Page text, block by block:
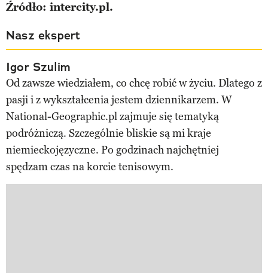
Źródło: intercity.pl.
Nasz ekspert
Igor Szulim
Od zawsze wiedziałem, co chcę robić w życiu. Dlatego z
pasji i z wykształcenia jestem dziennikarzem. W
National-Geographic.pl zajmuje się tematyką
podróżniczą. Szczególnie bliskie są mi kraje
niemieckojęzyczne. Po godzinach najchętniej
spędzam czas na korcie tenisowym.